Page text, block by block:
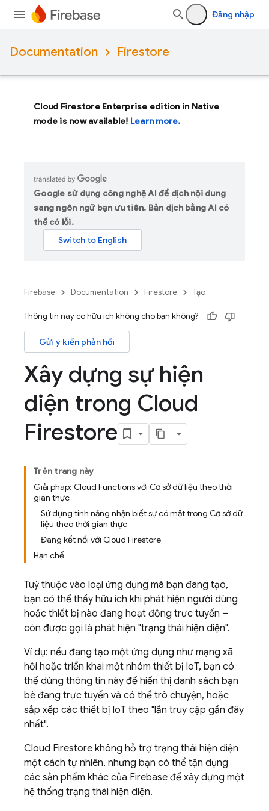
Đăng nhập
Documentation Firestore
Cloud Firestore Enterprise edition in Native
mode is now available! Learn more.
Google sử dụng công nghệ AI để dịch nội dung
sang ngôn ngữ bạn ưu tiên. Bản dịch bằng AI có
thể có lỗi.
Firebase Documentation Firestore Tạo
Thông tin này có hữu ích không cho bạn không?
Gửi ý kiến phản hồi
Xây dựng sự hiện
diện trong Cloud
Firestore
Trên trang này
Giải pháp: Cloud Functions với Cơ sở dữ liệu theo thời
gian thực
Sử dụng tính năng nhận biết sự có mặt trong Cơ sở dữ
liệu theo thời gian thực
Đang kết nối với Cloud Firestore
Hạn chế
Tuỳ thuộc vào loại ứng dụng mà bạn đang tạo,
bạn có thể thấy hữu ích khi phát hiện người dùng
hoặc thiết bị nào đang hoạt động trực tuyến –
còn được gọi là phát hiện "trạng thái hiện diện".
Ví dụ: nếu đang tạo một ứng dụng như mạng xã
hội hoặc triển khai một nhóm thiết bị IoT, bạn có
thể dùng thông tin này để hiển thị danh sách bạn
bè đang trực tuyến và có thể trò chuyện, hoặc
sắp xếp các thiết bị IoT theo "lần truy cập gần đây
nhất".
Cloud Firestore không hỗ trợ trạng thái hiện diện
một cách tự nhiên, nhưng bạn có thể tận dụng
các sản phẩm khác của Firebase để xây dựng một
hệ thống trạng thái hiện diện.